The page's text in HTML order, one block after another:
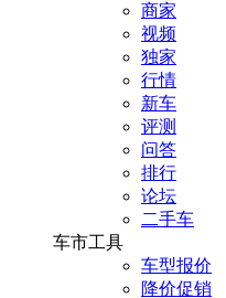
商家
视频
独家
行情
新车
评测
问答
排行
论坛
二手车
车市工具
车型报价
降价促销